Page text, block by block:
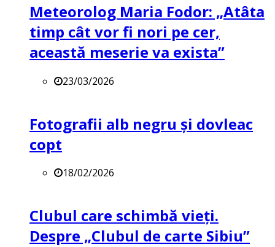
Meteorolog Maria Fodor: „Atâta
timp cât vor fi nori pe cer,
această meserie va exista”
23/03/2026
Fotografii alb negru și dovleac
copt
18/02/2026
Clubul care schimbă vieți.
Despre „Clubul de carte Sibiu”